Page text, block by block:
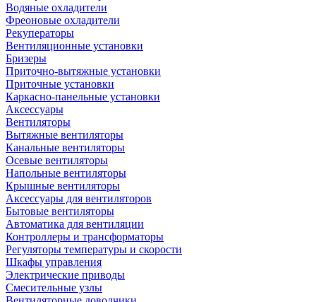
Водяные охладители
Фреоновые охладители
Рекуператоры
Вентиляционные установки
Бризеры
Приточно-вытяжные установки
Приточные установки
Каркасно-панельные установки
Аксессуары
Вентиляторы
Вытяжные вентиляторы
Канальные вентиляторы
Осевые вентиляторы
Напольные вентиляторы
Крышные вентиляторы
Аксессуары для вентиляторов
Бытовые вентиляторы
Автоматика для вентиляции
Контроллеры и трансформаторы
Регуляторы температуры и скорости
Шкафы управления
Электрические приводы
Смесительные узлы